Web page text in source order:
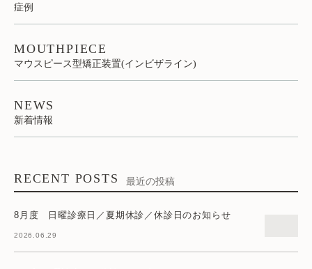
症例
MOUTHPIECE
マウスピース型矯正装置(インビザライン)
NEWS
新着情報
RECENT POSTS 最近の投稿
8月度 日曜診療日／夏期休診／休診日のお知らせ
2026.06.29